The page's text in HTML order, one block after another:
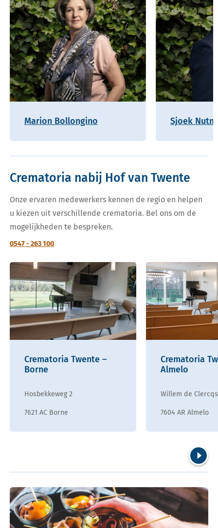
Marion Bollongino Sjoek
Crematoria nabij Hof van Twente
Onze ervaren medewerkers kennen de regio en helpen
u kiezen uit verschillende crematoria. Bel ons om de
mogelijkheden te bespreken.
0547 - 263 100
Crematoria Twente –
Borne
Hosbekkeweg 2
7621 AC Borne
Crematoria
Almelo
Willem de
7604 AR Almelo